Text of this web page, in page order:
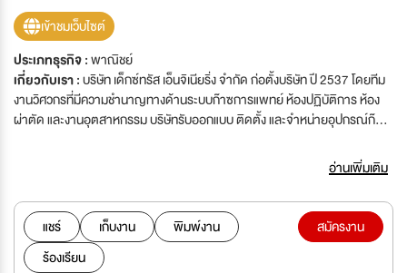
เข้าชมเว็บไซต์
ประเภทธุรกิจ :พาณิชย์
เกี่ยวกับเรา :บริษัท เด็กซ์ทรัส เอ็นจิเนียริ่ง จำกัด ก่อตั้งบริษัท ปี 2537 โดยทีม
งานวิศวกรที่มีความชำนาญทางด้านระบบก๊าซการแพทย์ ห้องปฏิบัติการ ห้อง
ผ่าตัด และงานอุตสาหกรรม บริษัทรับออกแบบ ติดตั้ง และจำหน่ายอุปกรณ์ก๊าซ
ประเทศไทย บริษัทได้รับการรับรองมาตรฐานคุณภาพ ISO 9001 และ
ป้อมปราบศัตรูพ่าย กรุงเทพฯ 10100 โรงงาน : AC Factory ตรงข้ามการ
ไฟฟ้าอ้อมน้อย ถ.พุทธมณพลสาย 5 ต.กระทุ่มล้ม อ.สามพราน จ.นครปฐม
อ่านเพิ่มเติม
แชร์ เก็บงาน
พิมพ์งาน
ร้องเรียน
สมัครงาน